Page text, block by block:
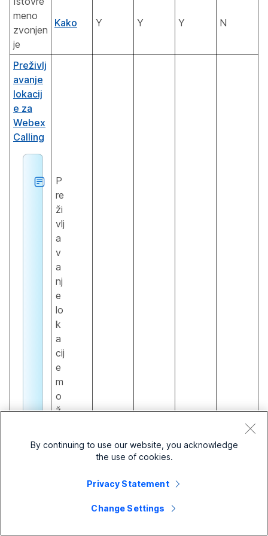
meno
zvonjen
je
Kako Y Y Y N
Preživlj
avanje
lokacij
e za
Webex
Calling
P
re
ži
vlj
a
v
a
nj
e
lo
k
a
cij
e
m
o
ž
e
By continuing to use our website, you acknowledge
the use of cookies.
Privacy Statement
Change Settings